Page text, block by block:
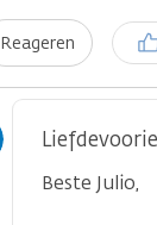
Reageren
Beste Julio,